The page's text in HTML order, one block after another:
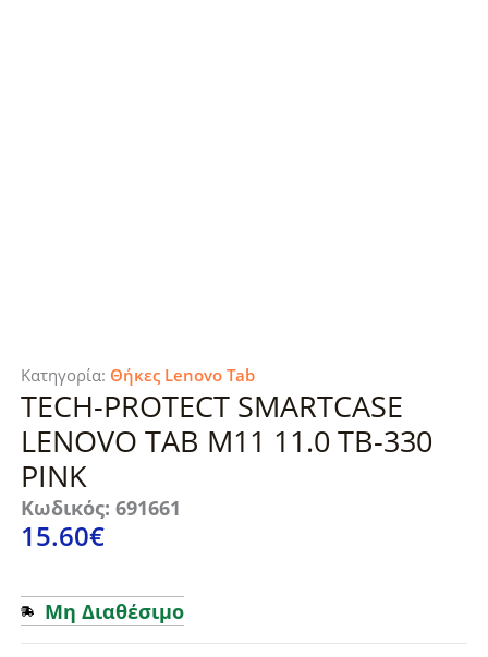
Κατηγορία: Θήκες Lenovo Tab
TECH-PROTECT SMARTCASE
LENOVO TAB M11 11.0 TB-330
PINK
Κωδικός: 691661
15.60€
Μη Διαθέσιμο